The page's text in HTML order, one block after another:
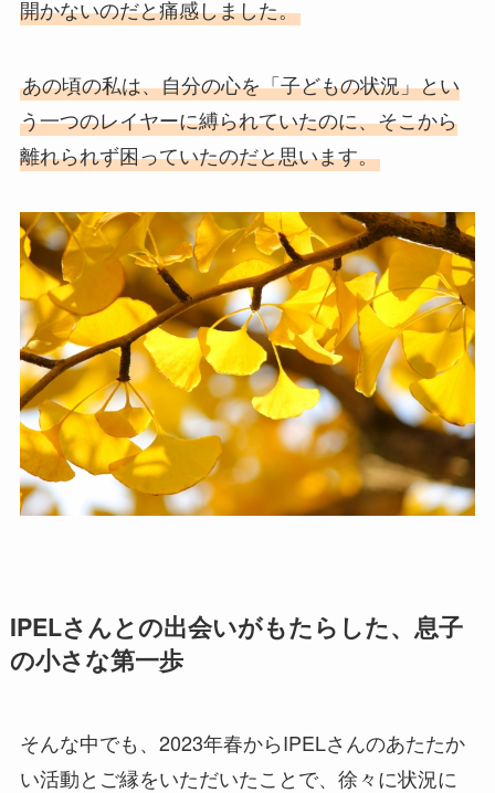
開かないのだと痛感しました。
あの頃の私は、自分の心を「子どもの状況」とい
う一つのレイヤーに縛られていたのに、そこから
離れられず困っていたのだと思います。
IPELさんとの出会いがもたらした、息子
の小さな第一歩
そんな中でも、2023年春からIPELさんのあたたか
い活動とご縁をいただいたことで、徐々に状況に